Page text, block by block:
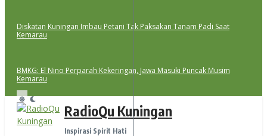
Diskatan Kuningan Imbau Petani Tak Paksakan Tanam Padi Saat
Kemarau
BMKG: El Nino Perparah Kekeringan, Jawa Masuki Puncak Musim
Kemarau
RadioQu Kuningan
Inspirasi Spirit Hati